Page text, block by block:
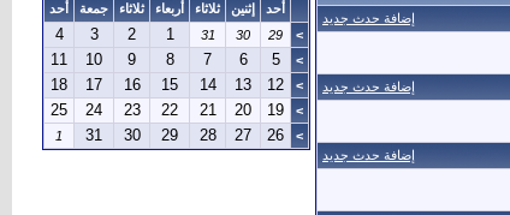
إضافة حدث جديد
إضافة حدث جديد
إضافة حدث جديد
أحد إثنين ثلاثاء أربعاء ثلاثاء جمعة
أحد
>
29
30
31
1
2
3
4
>
5
6
7
8
9
10
11
>
12
13
14
15
16
17
18
>
19
20
21
22
23
24
25
>
26
27
28
29
30
31
1